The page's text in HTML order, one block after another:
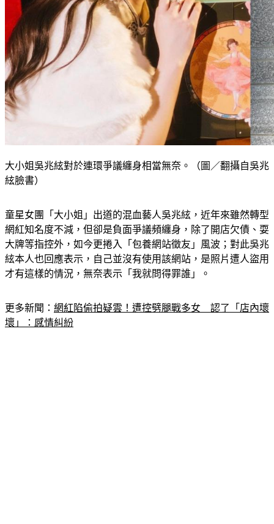
大小姐吳兆絃對於連環爭議纏身相當無奈。（圖／翻攝自吳兆
絃臉書）
童星女團「大小姐」出道的混血藝人吳兆絃，近年來雖然轉型
網紅知名度不減，但卻是負面爭議頻纏身，除了開店欠債、耍
大牌等指控外，如今更捲入「包養網站徵友」風波；對此吳兆
絃本人也回應表示，自己並沒有使用該網站，是照片遭人盜用
才有這樣的情況，無奈表示「我就問得罪誰」。
更多新聞： 網紅陷偷拍疑雲！遭控劈腿戰多女　認了「店內壞
壞」：感情糾紛